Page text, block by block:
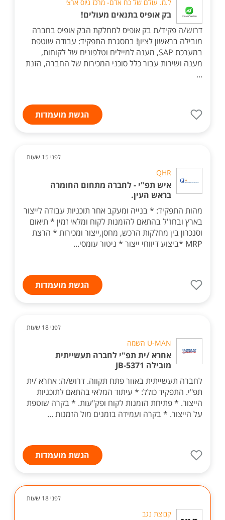
ל.מ. עולם של כח אדם- מרכז גיוס ארצי
בק אופיס בתנאים מעולים!
דרוש/ה פקיד/ת בק אופיס למחלקת הבק אופיס בחברה
מובילה בראשון לציון! במסגרת התפקיד: עבודה שוטפת
במערכת SAP, מענה למיילים וטלפונים של לקוחות,
מענה ושירות עבור כלל סוכני המכירות של החברה, הזנת
...
הגשת מועמדות
לפני 15 שעות
QHR
איש תפ"י - לחברה מתחום החומרה
בראש העין.
מהות התפקיד: * בנייה ומעקב אחר תוכניות עבודה לייצור
בארץ ובחו"ל בהתאם להזמנות לקוח ומלאי זמין * תיאום
וסנכרון בין מחלקות הרכש, מחסן,ייצור ומכירות * הרצת
MRP *ביצוע דיווחי ייצור * ניטור עומסי...
הגשת מועמדות
לפני 18 שעות
U-MAN השמה
אחרא /ית תפ"י לחברה תעשייתית
מובילה JB-5371
לחברה תעשייתית באזור פתח תקווה. דרוש/ה: אחרא /ית
תפ"י. התפקיד כולל: * עיתוד המלאי בהתאם לתוכניות
הייצור. * פתיחת הזמנות לקוח ופק"עות. * בקרה שוטפת
על הייצור. * בקרה ועמידה בזמנים מול הזמנות ...
הגשת מועמדות
לפני 18 שעות
קבוצת נגב